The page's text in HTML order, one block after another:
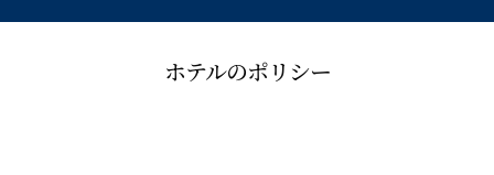
ホテルのポリシー